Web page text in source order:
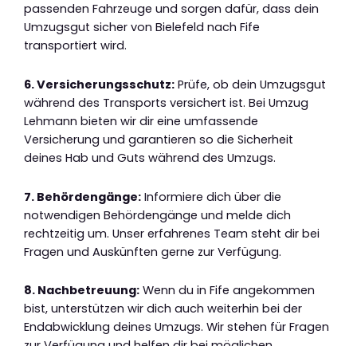
passenden Fahrzeuge und sorgen dafür, dass dein
Umzugsgut sicher von Bielefeld nach Fife
transportiert wird.
6. Versicherungsschutz: Prüfe, ob dein Umzugsgut
während des Transports versichert ist. Bei Umzug
Lehmann bieten wir dir eine umfassende
Versicherung und garantieren so die Sicherheit
deines Hab und Guts während des Umzugs.
7. Behördengänge: Informiere dich über die
notwendigen Behördengänge und melde dich
rechtzeitig um. Unser erfahrenes Team steht dir bei
Fragen und Auskünften gerne zur Verfügung.
8. Nachbetreuung: Wenn du in Fife angekommen
bist, unterstützen wir dich auch weiterhin bei der
Endabwicklung deines Umzugs. Wir stehen für Fragen